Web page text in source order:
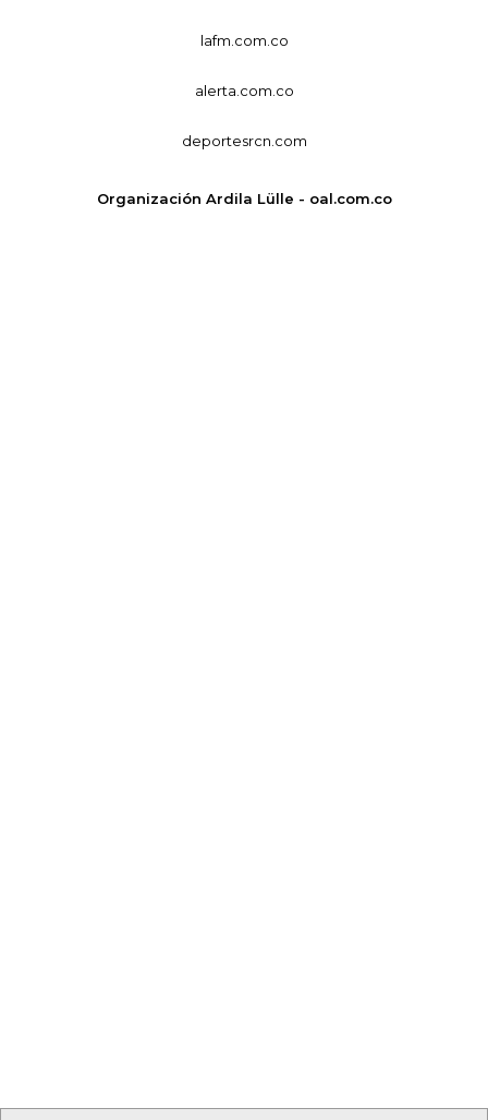
lafm.com.co
alerta.com.co
deportesrcn.com
Organización Ardila Lülle - oal.com.co